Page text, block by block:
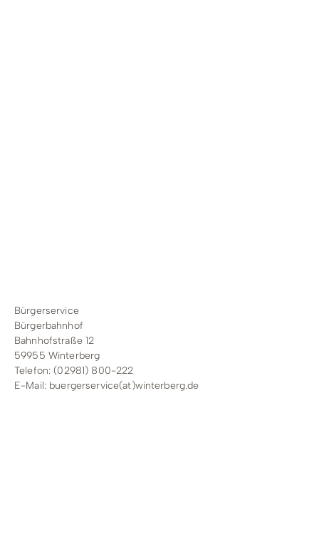
Bürgerservice
Bürgerbahnhof
Bahnhofstraße 12
59955 Winterberg
Telefon: (02981) 800-222
E-Mail: buergerservice(at)winterberg.de